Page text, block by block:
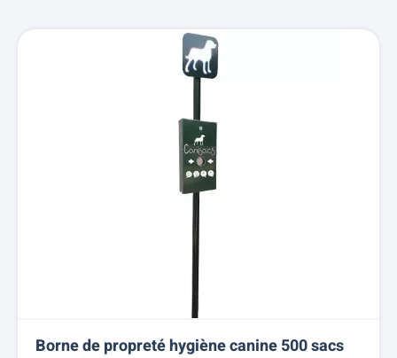
Borne de propreté hygiène canine 500 sacs